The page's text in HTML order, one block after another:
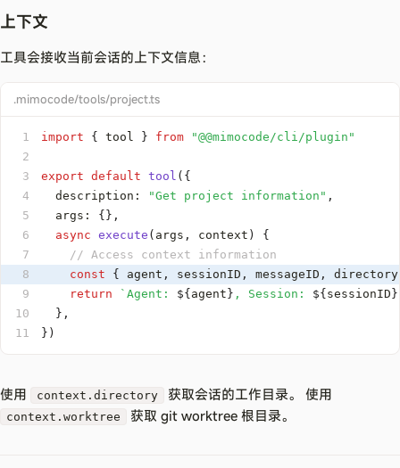
上下文
工具会接收当前会话的上下文信息：
.mimocode/tools/project.ts
1 import { tool } from
"@@mimocode/cli/plugin"
2
3
export default tool ( {
4
  description
: "Get project information" ,
5
  args
: { } ,
6
async execute ( args , context )
{
7
// Access context information
8
const { agent , sessionID , messageID , directory
9
return `Agent: ${ agent } , Session: ${ sessionID }
10
} ,
11
} )
使用 context.directory 获取会话的工作目录。 使用
context.worktree 获取 git worktree 根目录。